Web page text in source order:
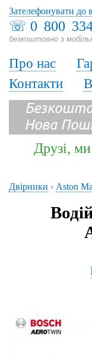
☏ 0 800
безкоштовно з
Зателефонувати до
Про нас
Контакти
Нова
Друзі,
Двірники › Aston